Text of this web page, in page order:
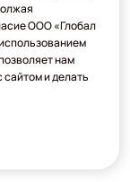
ООО «Глобал
нам
и делать